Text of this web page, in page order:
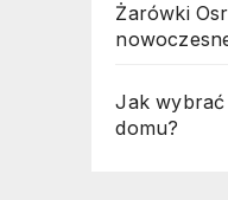
Żarówki
Jak wybrać
domu?